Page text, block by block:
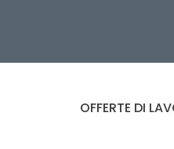
OFFERTE DI